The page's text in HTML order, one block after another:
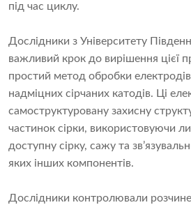
під час циклу.
Дослідники з Університету
важливий крок до вирішення цієї
простий метод обробки
надміцних сірчаних катодів. Ці
самоструктуровану захисну
частинок сірки, використовуючи
доступну сірку, сажу та
яких інших компонентів.
Дослідники контролювали